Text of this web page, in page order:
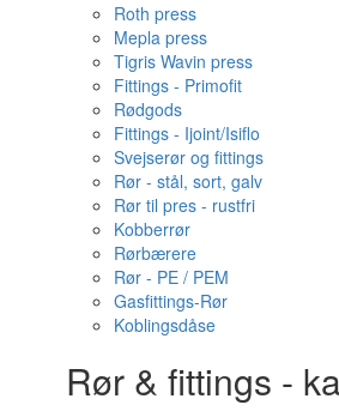
Roth press
Mepla press
Tigris Wavin press
Fittings - Primofit
Rødgods
Fittings - Ijoint/Isiflo
Svejserør og fittings
Rør - stål, sort, galv
Rør til pres - rustfri
Kobberrør
Rørbærere
Rør - PE / PEM
Gasfittings-Rør
Koblingsdåse
Rør & fittings -